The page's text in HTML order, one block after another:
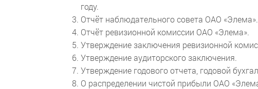
году.
Отчёт наблюдательного совета ОАО «Элема».
Отчёт ревизионной комиссии ОАО «Элема».
Утверждение заключения ревизионной
Утверждение аудиторского заключения.
Утверждение годового отчета, годовой
О распределении чистой прибыли ОАО